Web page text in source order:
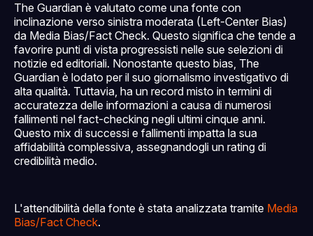
The Guardian è valutato come una fonte con
inclinazione verso sinistra moderata (Left-Center Bias)
da Media Bias/Fact Check. Questo significa che tende a
favorire punti di vista progressisti nelle sue selezioni di
notizie ed editoriali. Nonostante questo bias, The
Guardian è lodato per il suo giornalismo investigativo di
alta qualità. Tuttavia, ha un record misto in termini di
accuratezza delle informazioni a causa di numerosi
fallimenti nel fact-checking negli ultimi cinque anni.
Questo mix di successi e fallimenti impatta la sua
affidabilità complessiva, assegnandogli un rating di
credibilità medio.
L'attendibilità della fonte è stata analizzata tramite Media
Bias/Fact Check.